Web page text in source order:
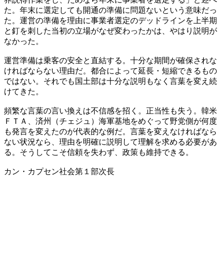
た。年末に選定しても開通の準備に問題ないという意味だっ
た。運営の準備を理由に事業者選定のデッドラインを上半期
と釘を刺した当初の立場がなぜ変わったかは、やはり説明が
なかった。
運営準備は乗客の安全と直結する。十分な期間が確保されな
ければならない理由だ。都合によって延長・短縮できるもの
ではない。それでも国土部は十分な説明もなく言葉を変え続
けてきた。
頻繁な言葉の言い換えは不信感を招く。正当性も失う。韓米
ＦＴＡ、済州（チェジュ）海軍基地をめぐって野党側が何度
も発言を変えたのが代表的な例だ。言葉を変えなければなら
ない状況なら、理由を明確に説明して理解を求める必要があ
る。そうしてこそ信頼を失わず、政策も維持できる。
カン・カプセン社会第１部次長